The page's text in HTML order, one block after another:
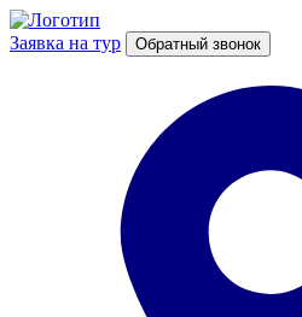
Заявка на тур Обратный звонок